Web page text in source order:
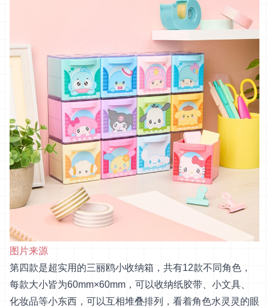
图片来源
第四款是超实用的三丽鸥小收纳箱，共有12款不同角色，
每款大小皆为60mm×60mm，可以收纳纸胶带、小文具、
化妆品等小东西，可以互相堆叠排列，看着角色水灵灵的眼